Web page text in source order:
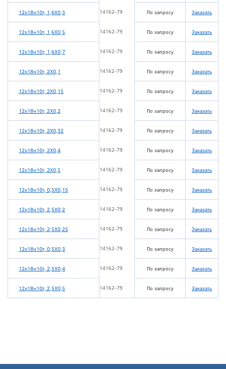
12х18н10т, 1,6Х0,3 14162-79 По запросу Заказать
12х18н10т, 1,6Х0,5 14162-79 По запросу Заказать
12х18н10т, 1,6Х0,7 14162-79 По запросу Заказать
12х18н10т, 2Х0,1 14162-79 По запросу Заказать
12х18н10т, 2Х0,15 14162-79 По запросу Заказать
12х18н10т, 2Х0,2 14162-79 По запросу Заказать
12х18н10т, 2Х0,32 14162-79 По запросу Заказать
12х18н10т, 2Х0,4 14162-79 По запросу Заказать
12х18н10т, 2Х0,5 14162-79 По запросу Заказать
12х18н10т, 0,5Х0,15 14162-79 По запросу Заказать
12х18н10т, 2,5Х0,2 14162-79 По запросу Заказать
12х18н10т, 2,5Х0,25 14162-79 По запросу Заказать
12х18н10т, 0,5Х0,3 14162-79 По запросу Заказать
12х18н10т, 2,5Х0,4 14162-79 По запросу Заказать
12х18н10т, 2,5Х0,5 14162-79 По запросу Заказать